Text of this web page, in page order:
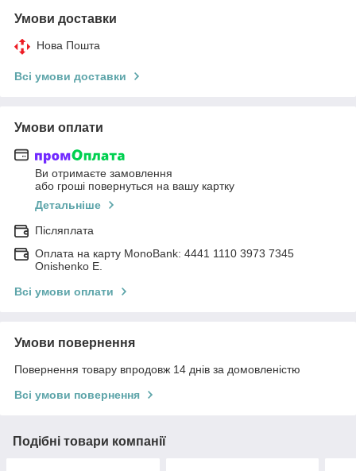
Умови доставки
Нова Пошта
Всі умови доставки
Умови оплати
Ви отримаєте замовлення
або гроші повернуться на вашу картку
Детальніше
Післяплата
Оплата на карту MonoBank: 4441 1110 3973 7345
Onishenko E.
Всі умови оплати
Умови повернення
Повернення товару впродовж 14 днів за домовленістю
Всі умови повернення
Подібні товари компанії